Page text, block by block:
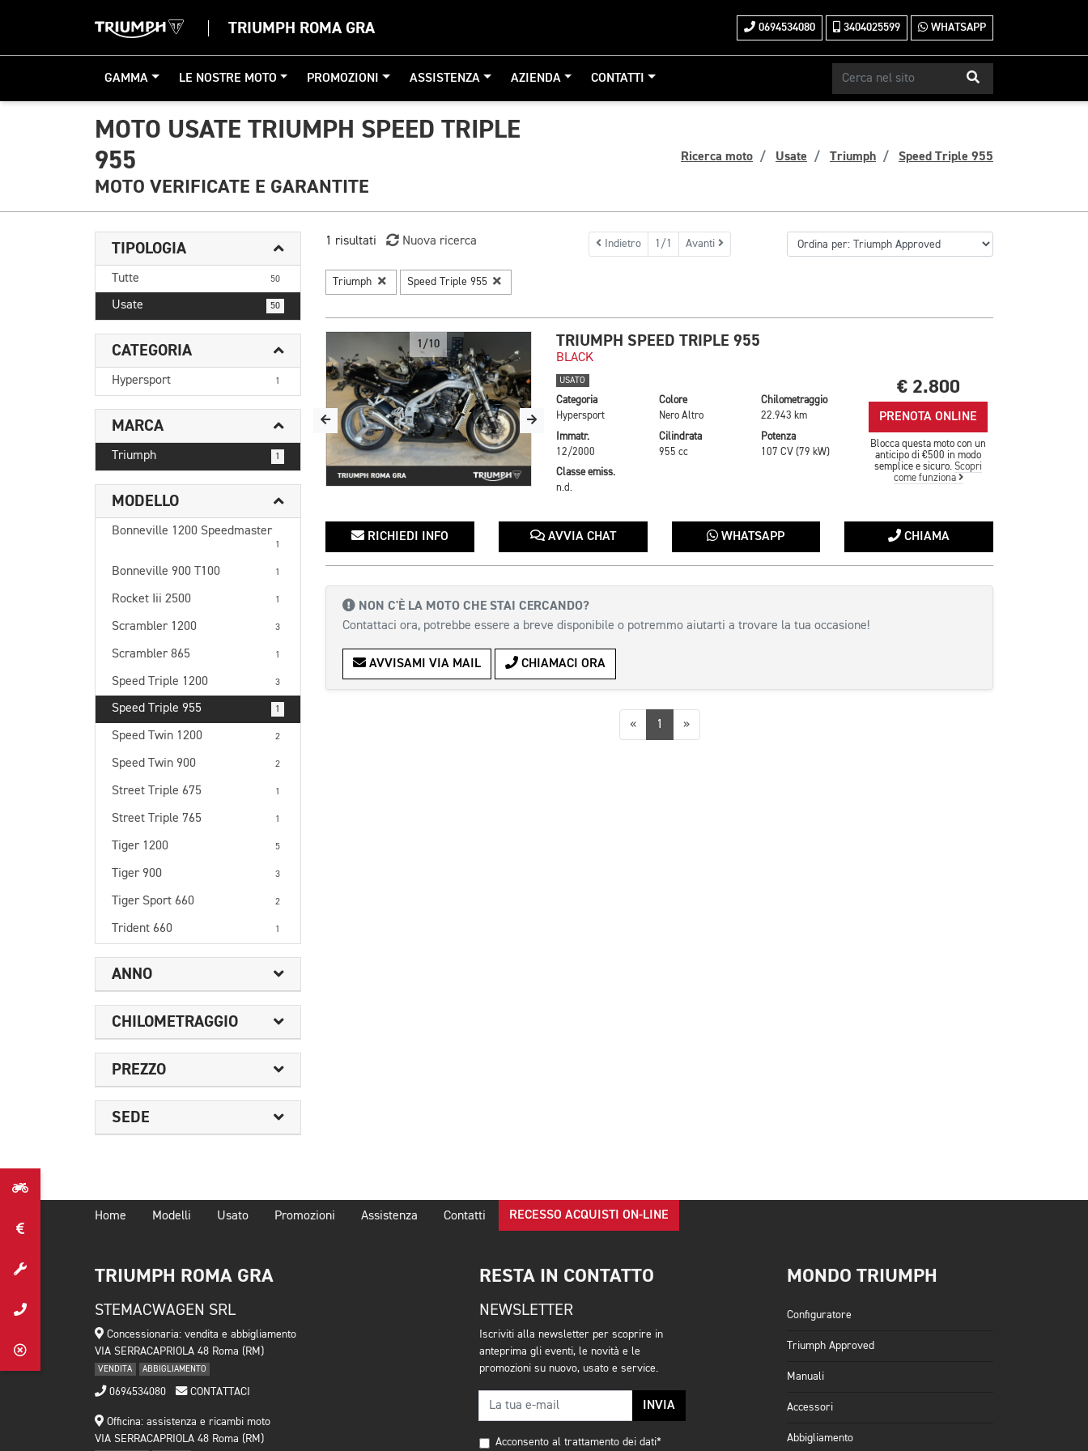
TRIUMPH ROMA GRA 0694534080 3404025599 WHATSAPP
GAMMA LE NOSTRE MOTO PROMOZIONI ASSISTENZA AZIENDA CONTATTI
MOTO USATE TRIUMPH SPEED TRIPLE
955
MOTO VERIFICATE E GARANTITE
Ricerca moto Usate Triumph Speed Triple 955
TIPOLOGIA
Tutte 50
Usate 50
CATEGORIA
Hypersport 1
MARCA
Triumph 1
MODELLO
Bonneville 1200 Speedmaster
1
Bonneville 900 T100 1
Rocket Iii 2500 1
Scrambler 1200 3
Scrambler 865 1
Speed Triple 1200 3
Speed Triple 955 1
Speed Twin 1200 2
Speed Twin 900 2
Street Triple 675 1
Street Triple 765 1
Tiger 1200 5
Tiger 900 3
Tiger Sport 660 2
Trident 660 1
ANNO
CHILOMETRAGGIO
PREZZO
SEDE
1 risultati Nuova ricerca Indietro 1/1 Avanti
Triumph Speed Triple 955
1/10 TRIUMPH SPEED TRIPLE 955
BLACK
USATO
Categoria
Hypersport
Colore
Nero Altro
Chilometraggio
22.943 km
Immatr.
12/2000
Cilindrata
955 cc
Potenza
107 CV (79 kW)
Classe emiss.
n.d.
€ 2.800
PRENOTA ONLINE
Blocca questa moto con un
anticipo di €500 in modo
semplice e sicuro.Scopri
come funziona
RICHIEDI INFO AVVIA CHAT WHATSAPP CHIAMA
NON C'È LA MOTO CHE STAI CERCANDO?
Contattaci ora, potrebbe essere a breve disponibile o potremmo aiutarti a trovare la tua occasione!
AVVISAMI VIA MAIL CHIAMACI ORA
«Precedente
1 »Successiva
Home Modelli Usato Promozioni Assistenza Contatti RECESSO ACQUISTI ON-LINE
TRIUMPH ROMA GRA
STEMACWAGEN SRL
Concessionaria: vendita e abbigliamento
VIA SERRACAPRIOLA 48 Roma (RM)
VENDITA ABBIGLIAMENTO
0694534080 CONTATTACI
Officina: assistenza e ricambi moto
VIA SERRACAPRIOLA 48 Roma (RM)
RESTA IN CONTATTO
NEWSLETTER
Iscriviti alla newsletter per scoprire in
anteprima gli eventi, le novità e le
promozioni su nuovo, usato e service.
INVIA
Acconsento al trattamento dei dati*
MONDO TRIUMPH
Configuratore
Triumph Approved
Manuali
Accessori
Abbigliamento